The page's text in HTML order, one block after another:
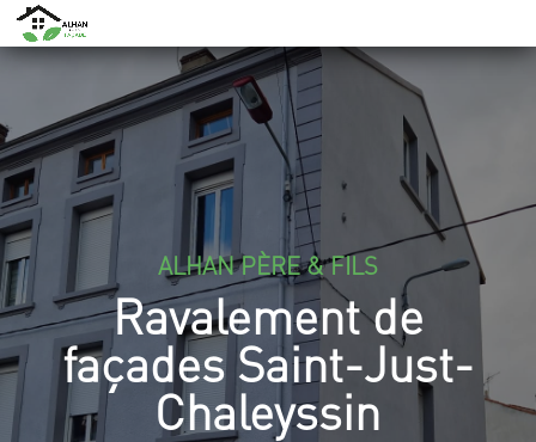
ALHAN PÈRE & FILS
Ravalement de
façades Saint-Just-
Chaleyssin